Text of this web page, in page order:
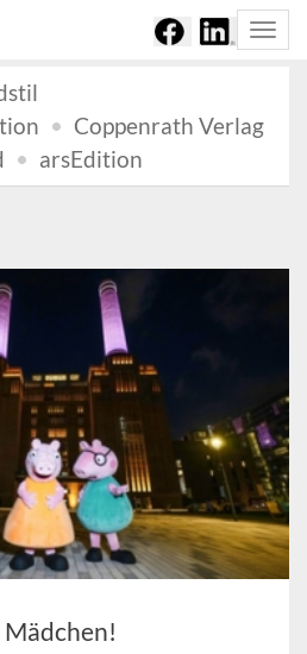
Coppenrath Verlag
arsEdition
Mädchen!